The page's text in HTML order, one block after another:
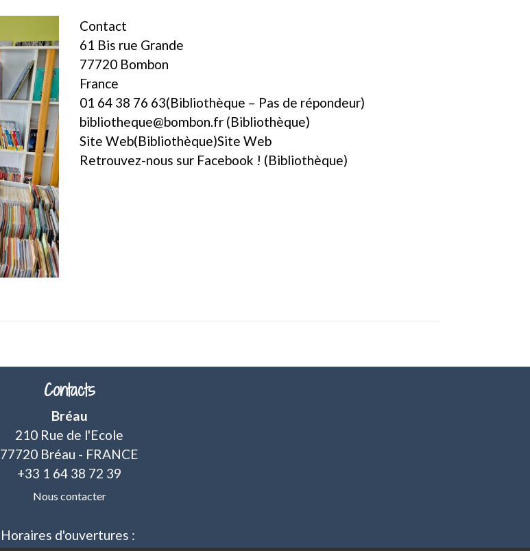
Contact
61 Bis rue Grande
77720 Bombon
France
01 64 38 76 63(Bibliothèque – Pas de répondeur)
bibliotheque@bombon.fr (Bibliothèque)
Site Web(Bibliothèque)Site Web
Retrouvez-nous sur Facebook ! (Bibliothèque)
Contacts
Bréau
210 Rue de l'Ecole
77720 Bréau - FRANCE
+33 1 64 38 72 39
Nous contacter
Horaires d'ouvertures :